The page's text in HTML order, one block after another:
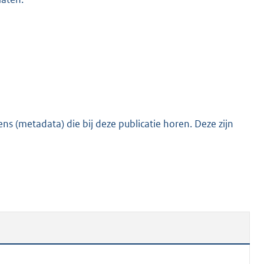
(metadata) die bij deze publicatie horen. Deze zijn